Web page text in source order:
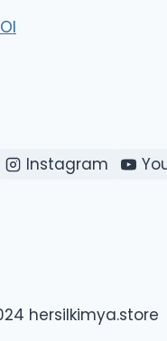
Instagram
hersilkimya.store